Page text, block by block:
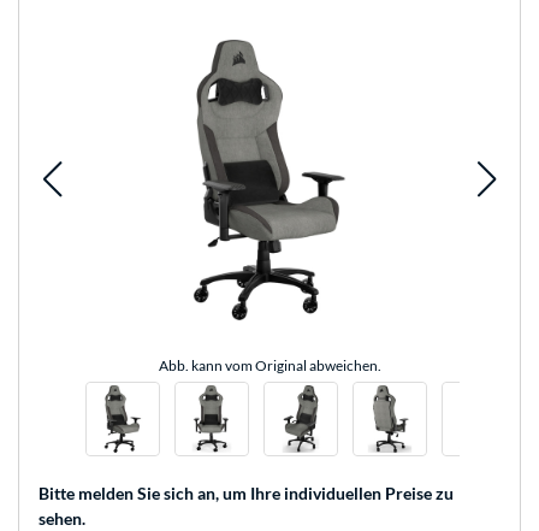
Abb. kann vom Original abweichen.
Bitte melden Sie sich an, um Ihre individuellen Preise zu
sehen.